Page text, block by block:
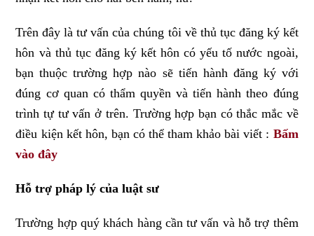
Trên đây là tư vấn của chúng tôi về thủ tục đăng ký kết
hôn và thủ tục đăng ký kết hôn có yếu tố nước ngoài,
bạn thuộc trường hợp nào sẽ tiến hành đăng ký với
đúng cơ quan có thẩm quyền và tiến hành theo đúng
trình tự tư vấn ở trên. Trường hợp bạn có thắc mắc về
điều kiện kết hôn, bạn có thể tham khảo bài viết : Bấm
vào đây
Hỗ trợ pháp lý của luật sư
Trường hợp quý khách hàng cần tư vấn và hỗ trợ thêm